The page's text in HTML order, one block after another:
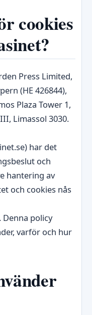
cookies
Press Limited,
(HE 426844),
Plaza Tower 1,
Limassol 3030.
har det
och
hantering av
och cookies nås
Denna policy
varför och hur